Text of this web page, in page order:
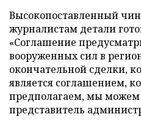
Высокопоставленный
журналистам детали
«Соглашение
вооруженных сил в
окончательной сделки,
является соглашением,
предполагаем, мы можем
представитель